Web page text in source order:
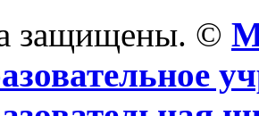
защищены. ©